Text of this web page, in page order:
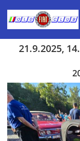
Inzerce prodej
Aktuálně-pozvánky
21.9.2025,